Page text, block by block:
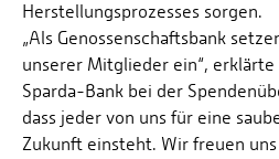
Herstellungsprozesses sorgen.
„Als Genossenschaftsbank
unserer Mitglieder ein“,
Sparda-Bank bei der
dass jeder von uns für eine
Zukunft einsteht. Wir freuen